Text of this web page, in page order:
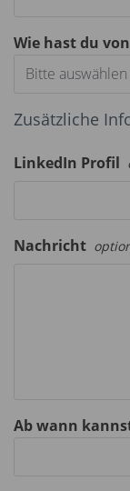
Wie hast du
Bitte auswählen
Zusätzliche
LinkedIn Profil
Nachricht
Ab wann